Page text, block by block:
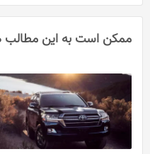
ممکن است به این مطالب